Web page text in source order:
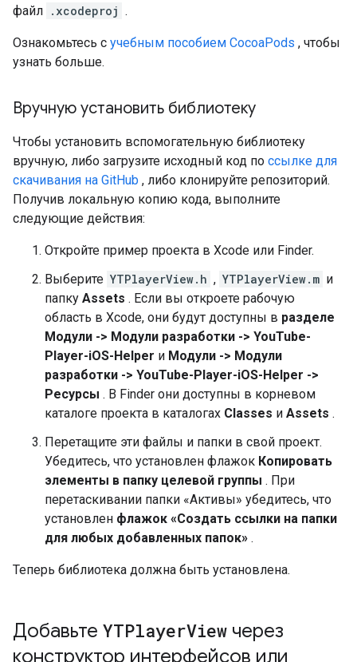
файл .xcodeproj .
Ознакомьтесь с учебным пособием CocoaPods , чтобы
узнать больше.
Вручную установить библиотеку
Чтобы установить вспомогательную библиотеку
вручную, либо загрузите исходный код по ссылке для
скачивания на GitHub , либо клонируйте репозиторий.
Получив локальную копию кода, выполните
следующие действия:
Откройте пример проекта в Xcode или Finder.
Выберите YTPlayerView.h , YTPlayerView.m и
папку Assets . Если вы откроете рабочую
область в Xcode, они будут доступны в разделе
Модули -> Модули разработки -> YouTube-
Player-iOS-Helper и Модули -> Модули
разработки -> YouTube-Player-iOS-Helper ->
Ресурсы . В Finder они доступны в корневом
каталоге проекта в каталогах Classes и Assets .
Перетащите эти файлы и папки в свой проект.
Убедитесь, что установлен флажок Копировать
элементы в папку целевой группы . При
перетаскивании папки «Активы» убедитесь, что
установлен флажок «Создать ссылки на папки
для любых добавленных папок» .
Теперь библиотека должна быть установлена.
Добавьте YTPlayerView через
конструктор интерфейсов или